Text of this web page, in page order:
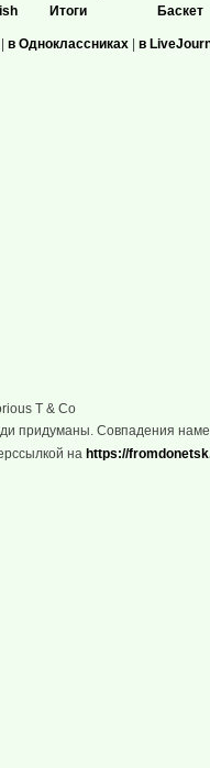
Итоги
Баскет
| в Одноклассниках | в
T & Co
придуманы. Совпадения
на https://